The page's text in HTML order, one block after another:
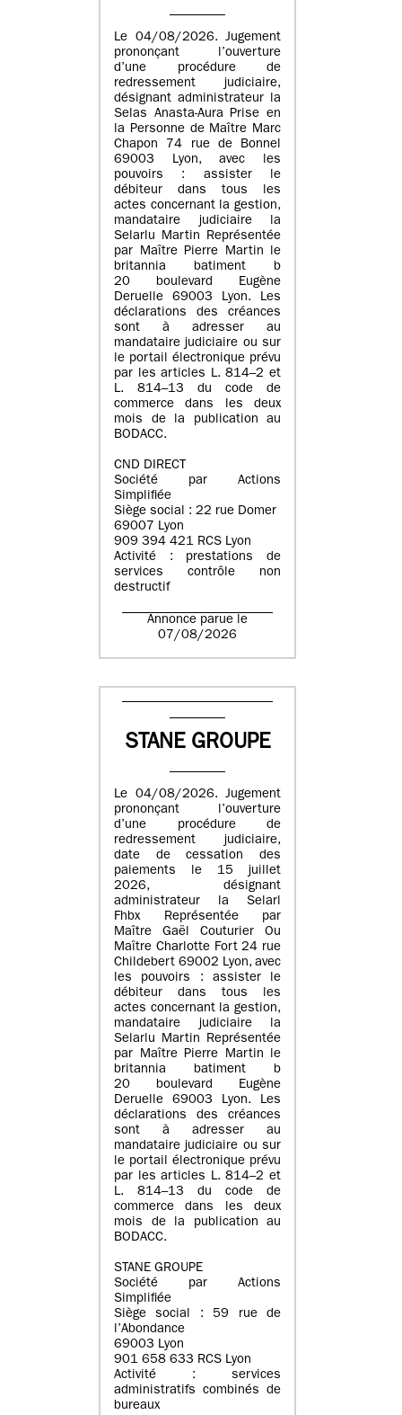
Le 04/08/2026. Jugement
prononçant l’ouverture
d’une procédure de
redressement judiciaire,
désignant administrateur la
Selas Anasta-Aura Prise en
la Personne de Maître Marc
Chapon 74 rue de Bonnel
69003 Lyon, avec les
pouvoirs : assister le
débiteur dans tous les
actes concernant la gestion,
mandataire judiciaire la
Selarlu Martin Représentée
par Maître Pierre Martin le
britannia batiment b
20 boulevard Eugène
Deruelle 69003 Lyon. Les
déclarations des créances
sont à adresser au
mandataire judiciaire ou sur
le portail électronique prévu
par les articles L. 814–2 et
L. 814–13 du code de
commerce dans les deux
mois de la publication au
BODACC.
CND DIRECT
Société par Actions
Simplifiée
Siège social : 22 rue Domer
69007 Lyon
909 394 421 RCS Lyon
Activité : prestations de
services contrôle non
destructif
Annonce parue le
07/08/2026
STANE GROUPE
Le 04/08/2026. Jugement
prononçant l’ouverture
d’une procédure de
redressement judiciaire,
date de cessation des
paiements le 15 juillet
2026, désignant
administrateur la Selarl
Fhbx Représentée par
Maître Gaël Couturier Ou
Maître Charlotte Fort 24 rue
Childebert 69002 Lyon, avec
les pouvoirs : assister le
débiteur dans tous les
actes concernant la gestion,
mandataire judiciaire la
Selarlu Martin Représentée
par Maître Pierre Martin le
britannia batiment b
20 boulevard Eugène
Deruelle 69003 Lyon. Les
déclarations des créances
sont à adresser au
mandataire judiciaire ou sur
le portail électronique prévu
par les articles L. 814–2 et
L. 814–13 du code de
commerce dans les deux
mois de la publication au
BODACC.
STANE GROUPE
Société par Actions
Simplifiée
Siège social : 59 rue de
l’Abondance
69003 Lyon
901 658 633 RCS Lyon
Activité : services
administratifs combinés de
bureaux